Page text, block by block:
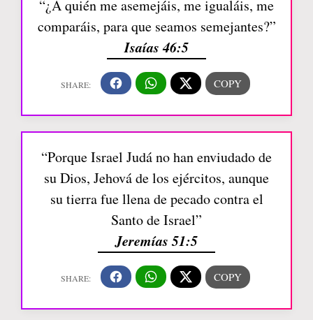
“¿A quién me asemejáis, me igualáis, me
comparáis, para que seamos semejantes?”
Isaías 46:5
“Porque Israel Judá no han enviudado de
su Dios, Jehová de los ejércitos, aunque
su tierra fue llena de pecado contra el
Santo de Israel”
Jeremías 51:5